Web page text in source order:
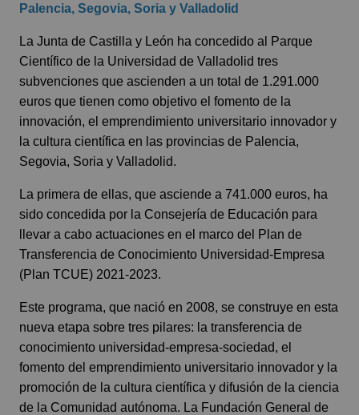
Palencia, Segovia, Soria y Valladolid
La Junta de Castilla y León ha concedido al Parque
Científico de la Universidad de Valladolid tres
subvenciones que ascienden a un total de 1.291.000
euros que tienen como objetivo el fomento de la
innovación, el emprendimiento universitario innovador y
la cultura científica en las provincias de Palencia,
Segovia, Soria y Valladolid.
La primera de ellas, que asciende a 741.000 euros, ha
sido concedida por la Consejería de Educación para
llevar a cabo actuaciones en el marco del Plan de
Transferencia de Conocimiento Universidad-Empresa
(Plan TCUE) 2021-2023.
Este programa, que nació en 2008, se construye en esta
nueva etapa sobre tres pilares: la transferencia de
conocimiento universidad-empresa-sociedad, el
fomento del emprendimiento universitario innovador y la
promoción de la cultura científica y difusión de la ciencia
de la Comunidad autónoma. La Fundación General de